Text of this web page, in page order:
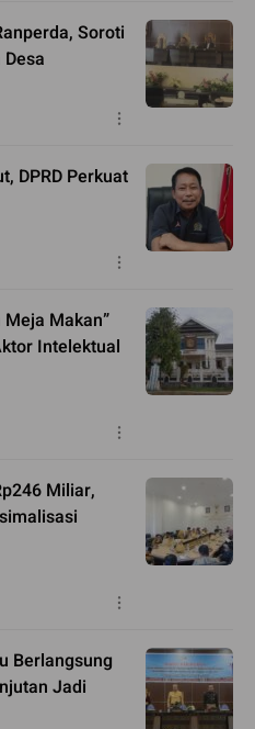
Soroti
DPRD Perkuat
Makan”
Intelektual
Miliar,
Berlangsung
Jadi